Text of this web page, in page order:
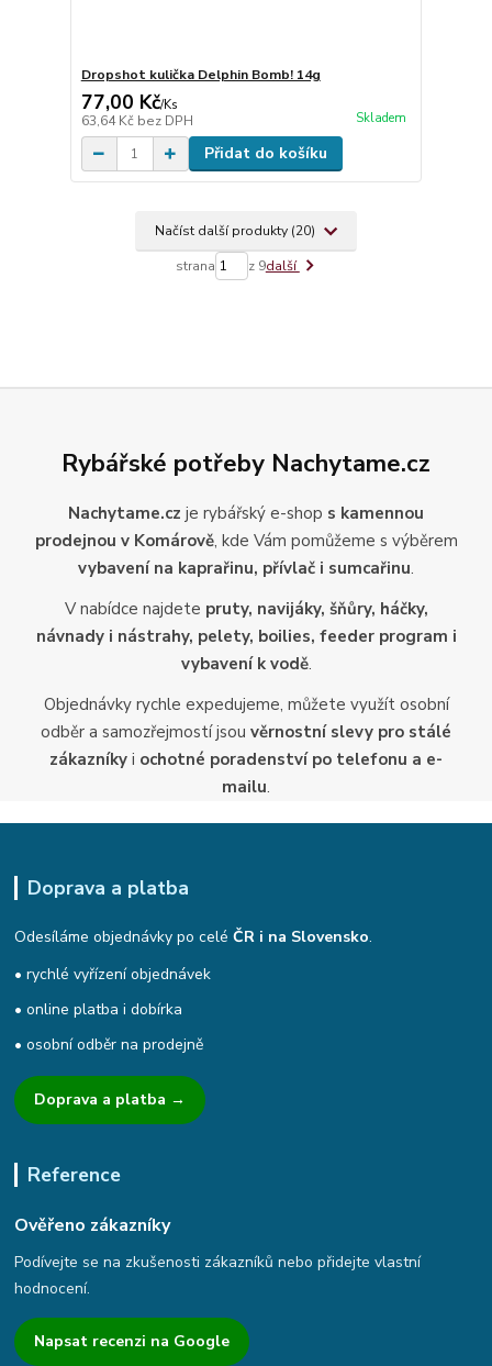
Dropshot kulička Delphin Bomb! 14g
77,00 Kč/Ks
63,64 Kč bez DPH Skladem
Přidat do košíku
Načíst další produkty (20)
strana z 9další
Rybářské potřeby Nachytame.cz
Nachytame.cz je rybářský e-shop s kamennou
prodejnou v Komárově, kde Vám pomůžeme s výběrem
vybavení na kaprařinu, přívlač i sumcařinu.
V nabídce najdete pruty, navijáky, šňůry, háčky,
návnady i nástrahy, pelety, boilies, feeder program i
vybavení k vodě.
Objednávky rychle expedujeme, můžete využít osobní
odběr a samozřejmostí jsou věrnostní slevy pro stálé
zákazníky i ochotné poradenství po telefonu a e-
mailu.
Doprava a platba
Odesíláme objednávky po celéČR i na Slovensko.
• rychlé vyřízení objednávek
• online platba i dobírka
• osobní odběr na prodejně
Doprava a platba →
Reference
Ověřeno zákazníky
Podívejte se na zkušenosti zákazníků nebo přidejte vlastní
hodnocení.
Napsat recenzi na Google